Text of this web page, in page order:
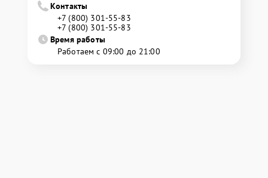
Контакты
+7 (800) 301-55-83
+7 (800) 301-55-83
Время работы
Работаем с 09:00 до 21:00